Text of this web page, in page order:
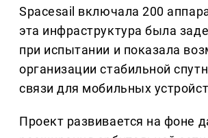
Spacesail включала 200
эта инфраструктура была
при испытании и показала
организации стабильной
связи для мобильных
Проект развивается на фоне